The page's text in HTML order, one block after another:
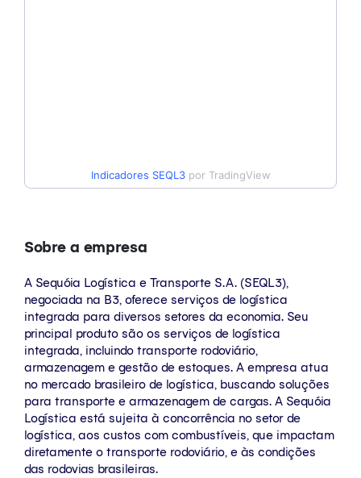
Indicadores SEQL3 por TradingView
Sobre a empresa
A Sequóia Logística e Transporte S.A. (SEQL3),
negociada na B3, oferece serviços de logística
integrada para diversos setores da economia. Seu
principal produto são os serviços de logística
integrada, incluindo transporte rodoviário,
armazenagem e gestão de estoques. A empresa atua
no mercado brasileiro de logística, buscando soluções
para transporte e armazenagem de cargas. A Sequóia
Logística está sujeita à concorrência no setor de
logística, aos custos com combustíveis, que impactam
diretamente o transporte rodoviário, e às condições
das rodovias brasileiras.